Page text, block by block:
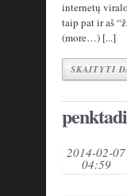
internetų
taip pat ir aš
(more…) [...]
SKAITYTI
2014-02-07
04:59